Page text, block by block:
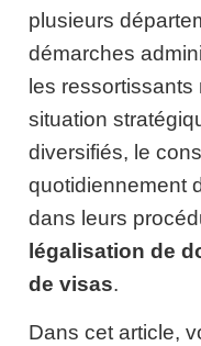
plusieurs
démarches
les ressortissants
situation
diversifiés, le
quotidiennement
dans leurs
légalisation de
de visas.
Dans cet article,